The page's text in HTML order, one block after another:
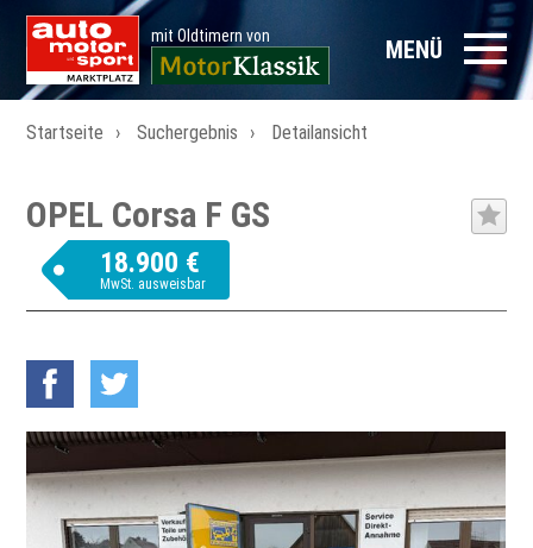
mit Oldtimern von MENÜ
Startseite Suchergebnis Detailansicht
OPEL Corsa F GS
18.900 €
MwSt. ausweisbar